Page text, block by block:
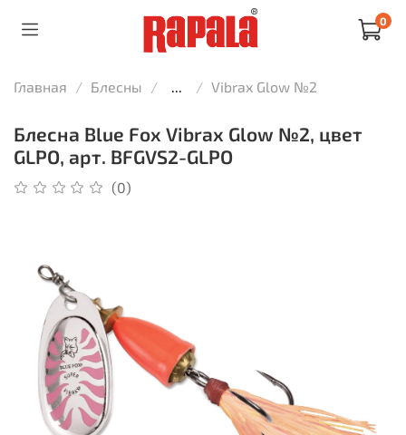
0
Главная Блесны ... Vibrax Glow №2
Блесна Blue Fox Vibrax Glow №2, цвет
GLPO, арт. BFGVS2-GLPO
(0)